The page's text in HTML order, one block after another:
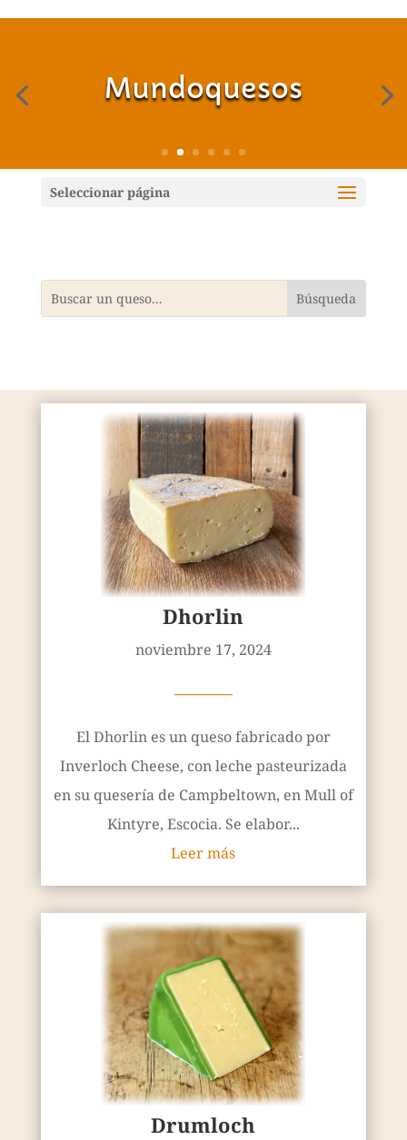
Mundoquesos
Seleccionar página
Dhorlin
noviembre 17, 2024
————
El Dhorlin es un queso fabricado por
Inverloch Cheese, con leche pasteurizada
en su quesería de Campbeltown, en Mull of
Kintyre, Escocia. Se elabor...
Leer más
Drumloch